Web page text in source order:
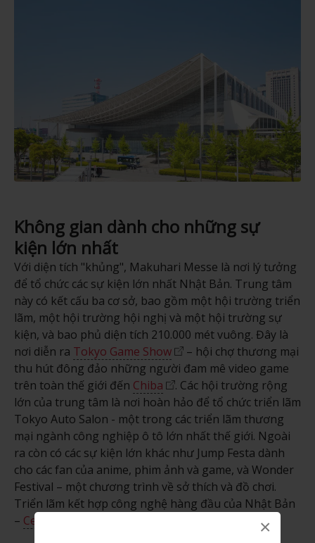
×
Không gian dành cho những sự
kiện lớn nhất
Với diện tích "khủng", Makuhari Messe là nơi lý tưởng
để tổ chức các sự kiện lớn nhất Nhật Bản. Trung tâm
này có kết cấu ba cơ sở, bao gồm một hội trường triển
lãm, một hội trường hội nghị và một hội trường sự
kiện, và bao phủ diện tích 210.000 mét vuông. Đây là
nơi diễn ra Tokyo Game Show
– hội chợ thương mại
thu hút đông đảo những người đam mê video game
trên toàn thế giới đến Chiba
. Các hội trường rộng
lớn của trung tâm là nơi hoàn hảo để tổ chức triển lãm
Tokyo Auto Salon - một trong các triển lãm thương
mại ngành công nghiệp ô tô lớn nhất thế giới. Ngoài
ra còn có các sự kiện lớn khác như Jump Festa dành
cho các fan của anime, phim ảnh và game, và Wonder
Festival – một chương trình về sở thích và đồ chơi.
Triển lãm kết hợp công nghệ hàng đầu của Nhật Bản
– Ceatec cũng được tổ chức tại Makuhari Messe.